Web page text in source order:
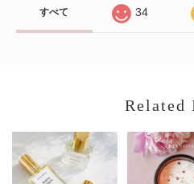
すべて 34
Related